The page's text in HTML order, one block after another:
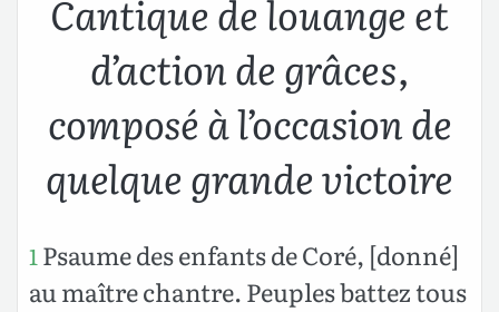
Cantique de louange et
d’action de grâces,
composé à l’occasion de
quelque grande victoire
1 Psaume des enfants de Coré, [donné]
au maître chantre. Peuples battez tous